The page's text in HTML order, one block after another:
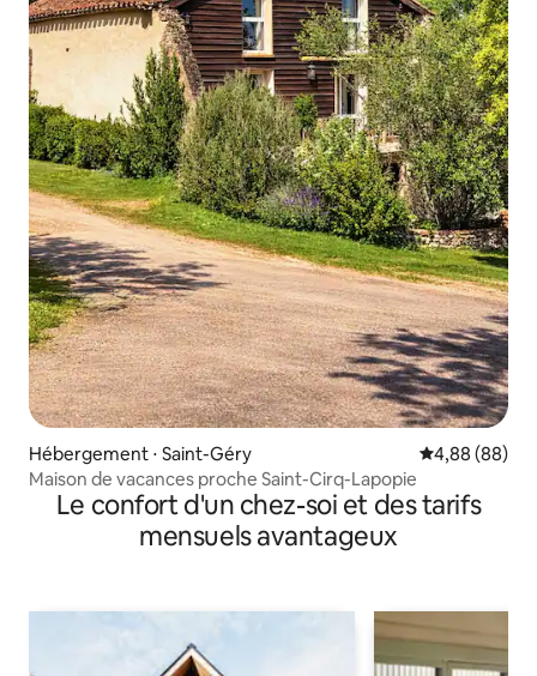
Hébergement ⋅ Saint-Géry Évaluation
4,88 (88)
Maison de vacances proche Saint-Cirq-Lapopie
Le confort d'un chez-soi et des tarifs
mensuels avantageux